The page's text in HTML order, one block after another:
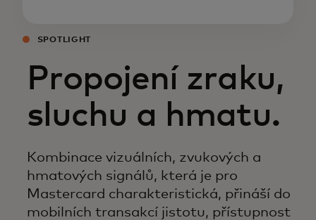
SPOTLIGHT
Propojení zraku,
sluchu a hmatu.
Kombinace vizuálních, zvukových a
hmatových signálů, která je pro
Mastercard charakteristická, přináší do
mobilních transakcí jistotu, přístupnost